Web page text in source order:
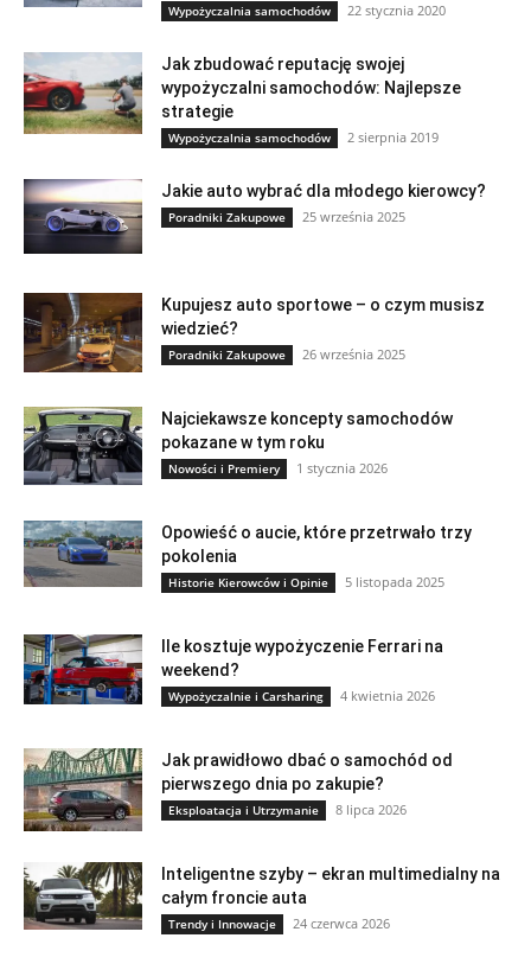
Wypożyczalnia samochodów 22 stycznia 2020
Jak zbudować reputację swojej
wypożyczalni samochodów: Najlepsze
strategie
Wypożyczalnia samochodów 2 sierpnia 2019
Jakie auto wybrać dla młodego kierowcy?
Poradniki Zakupowe 25 września 2025
Kupujesz auto sportowe – o czym musisz
wiedzieć?
Poradniki Zakupowe 26 września 2025
Najciekawsze koncepty samochodów
pokazane w tym roku
Nowości i Premiery 1 stycznia 2026
Opowieść o aucie, które przetrwało trzy
pokolenia
Historie Kierowców i Opinie 5 listopada 2025
Ile kosztuje wypożyczenie Ferrari na
weekend?
Wypożyczalnie i Carsharing 4 kwietnia 2026
Jak prawidłowo dbać o samochód od
pierwszego dnia po zakupie?
Eksploatacja i Utrzymanie 8 lipca 2026
Inteligentne szyby – ekran multimedialny na
całym froncie auta
Trendy i Innowacje 24 czerwca 2026